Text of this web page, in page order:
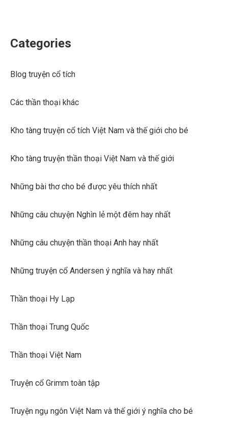
Categories
Blog truyện cổ tích
Các thần thoại khác
Kho tàng truyện cổ tích Việt Nam và thế giới cho bé
Kho tàng truyện thần thoại Việt Nam và thế giới
Những bài thơ cho bé được yêu thích nhất
Những câu chuyện Nghìn lẻ một đêm hay nhất
Những câu chuyện thần thoại Anh hay nhất
Những truyện cổ Andersen ý nghĩa và hay nhất
Thần thoại Hy Lạp
Thần thoại Trung Quốc
Thần thoại Việt Nam
Truyện cổ Grimm toàn tập
Truyện ngụ ngôn Việt Nam và thế giới ý nghĩa cho bé